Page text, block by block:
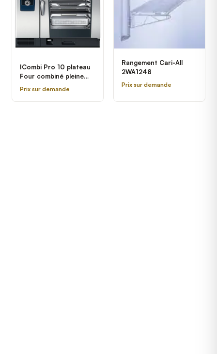
ICombi Pro 10 plateau
Four combiné pleine
grandeur électrique
Phase
Prix sur demande
Rangement Cari-All
2WA1248
Prix sur demande